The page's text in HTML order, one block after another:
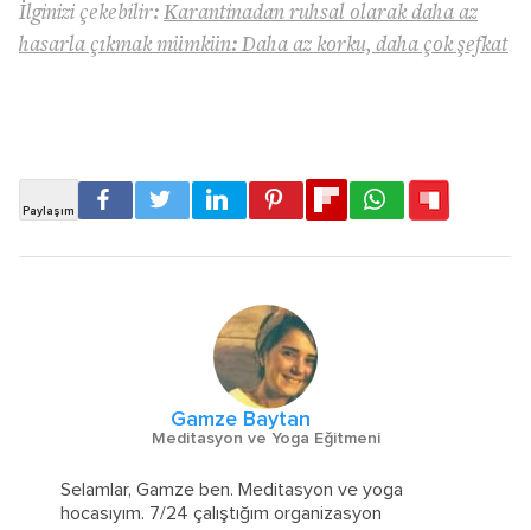
İlginizi çekebilir: Karantinadan ruhsal olarak daha az
hasarla çıkmak mümkün: Daha az korku, daha çok şefkat
Gamze Baytan
Meditasyon ve Yoga Eğitmeni
Selamlar, Gamze ben. Meditasyon ve yoga
hocasıyım. 7/24 çalıştığım organizasyon